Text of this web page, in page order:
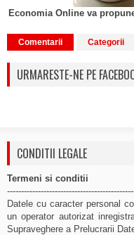
Economia Online va
Comentarii Categorii
URMARESTE-NE PE
CONDITII LEGALE
Termeni si conditii
Datele cu caracter personal
un operator autorizat
Supraveghere a Prelucrarii